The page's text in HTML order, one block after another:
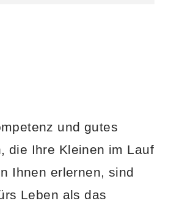
und gutes
die Ihre Kleinen im Lauf
Ihnen erlernen, sind
Leben als das